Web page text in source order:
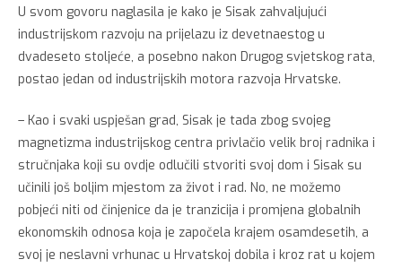
U svom govoru naglasila je kako je Sisak zahvaljujući
industrijskom razvoju na prijelazu iz devetnaestog u
dvadeseto stoljeće, a posebno nakon Drugog svjetskog rata,
postao jedan od industrijskih motora razvoja Hrvatske.
– Kao i svaki uspješan grad, Sisak je tada zbog svojeg
magnetizma industrijskog centra privlačio velik broj radnika i
stručnjaka koji su ovdje odlučili stvoriti svoj dom i Sisak su
učinili još boljim mjestom za život i rad. No, ne možemo
pobjeći niti od činjenice da je tranzicija i promjena globalnih
ekonomskih odnosa koja je započela krajem osamdesetih, a
svoj je neslavni vrhunac u Hrvatskoj dobila i kroz rat u kojem